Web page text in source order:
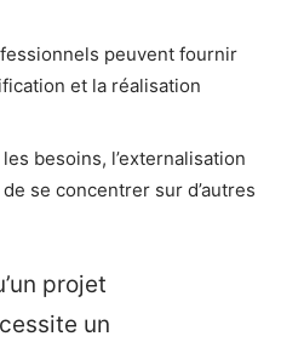
peuvent fournir
et la réalisation
besoins, l’externalisation
se concentrer sur d’autres
projet
un